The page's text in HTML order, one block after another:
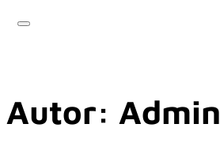
Autor: Admin